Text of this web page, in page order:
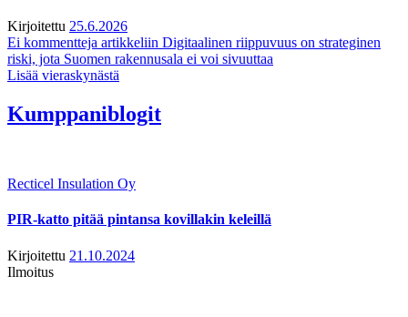
Kirjoitettu 25.6.2026
Ei kommentteja artikkeliin Digitaalinen riippuvuus on strateginen
riski, jota Suomen rakennusala ei voi sivuuttaa
Lisää vieraskynästä
Kumppaniblogit
Recticel Insulation Oy
PIR-katto pitää pintansa kovillakin keleillä
Kirjoitettu 21.10.2024
Ilmoitus